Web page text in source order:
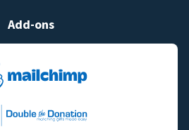
Add-ons